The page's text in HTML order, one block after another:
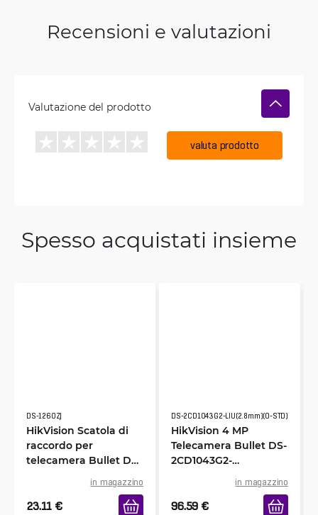
Recensioni e valutazioni
Valutazione del prodotto
valuta prodotto
Spesso acquistati insieme
DS-1260ZJ
HikVision Scatola di
raccordo per
telecamera Bullet DS-
in magazzino
23.11 €
DS-2CD1043G2-LIU(2.8mm)(O-STD)
HikVision 4 MP
Telecamera Bullet DS-
2CD1043G2-
in magazzino
96.59 €